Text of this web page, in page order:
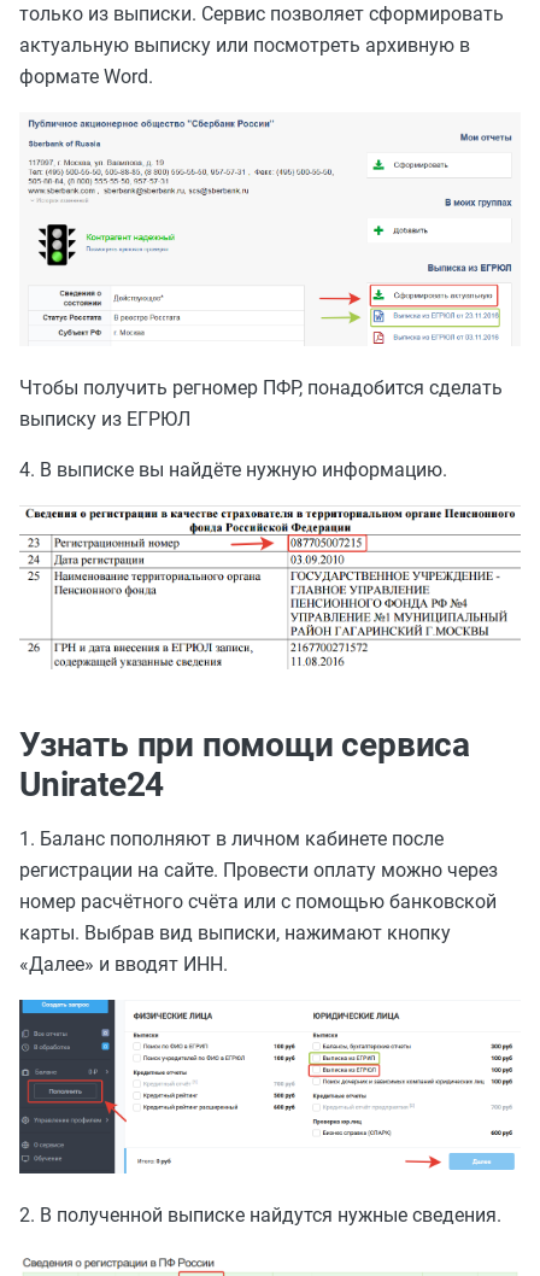
только из выписки. Сервис позволяет сформировать
актуальную выписку или посмотреть архивную в
формате Word.
Чтобы получить регномер ПФР, понадобится сделать
выписку из ЕГРЮЛ
4. В выписке вы найдёте нужную информацию.
Узнать при помощи сервиса
Unirate24
1. Баланс пополняют в личном кабинете после
регистрации на сайте. Провести оплату можно через
номер расчётного счёта или с помощью банковской
карты. Выбрав вид выписки, нажимают кнопку
«Далее» и вводят ИНН.
2. В полученной выписке найдутся нужные сведения.